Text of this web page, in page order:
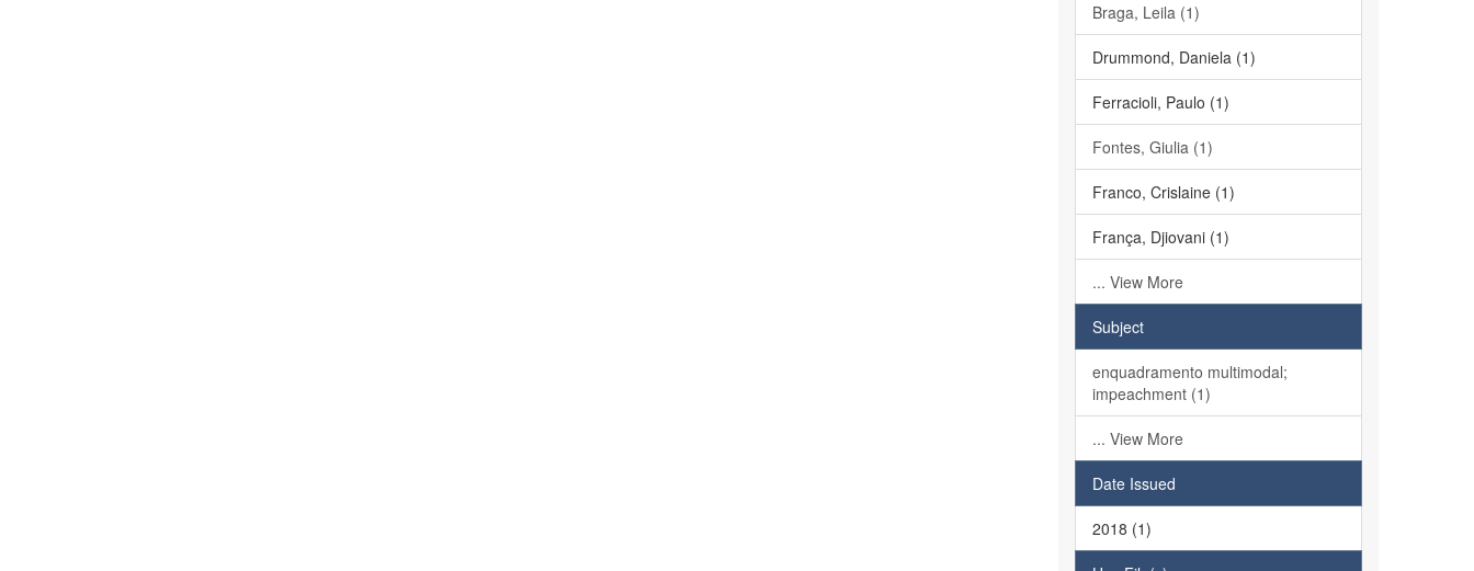
Braga, Leila (1)
Drummond, Daniela (1)
Ferracioli, Paulo (1)
Fontes, Giulia (1)
Franco, Crislaine (1)
França, Djiovani (1)
... View More
Subject
enquadramento multimodal;
impeachment (1)
... View More
Date Issued
2018 (1)